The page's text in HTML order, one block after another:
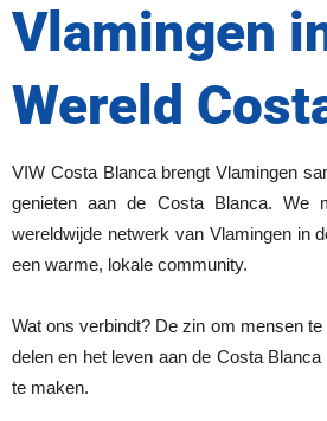
Vlamingen
Wereld
VIW Costa Blanca brengt Vlamingen
genieten aan de Costa Blanca. We
wereldwijde netwerk van Vlamingen in
een warme, lokale community.
Wat ons verbindt? De zin om mensen
delen en het leven aan de Costa
te maken.